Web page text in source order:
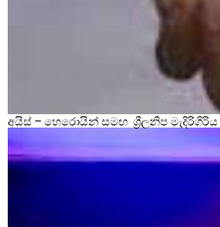
අයිස් – හෙරොයින් සමඟ ශ්‍රීලනිප